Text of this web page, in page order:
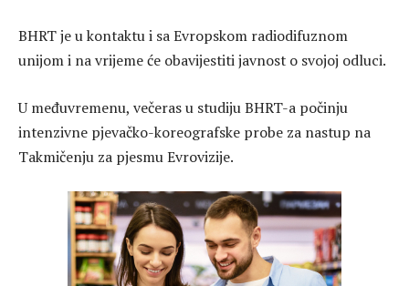
BHRT je u kontaktu i sa Evropskom radiodifuznom
unijom i na vrijeme će obavijestiti javnost o svojoj odluci.
U međuvremenu, večeras u studiju BHRT-a počinju
intenzivne pjevačko-koreografske probe za nastup na
Takmičenju za pjesmu Evrovizije.